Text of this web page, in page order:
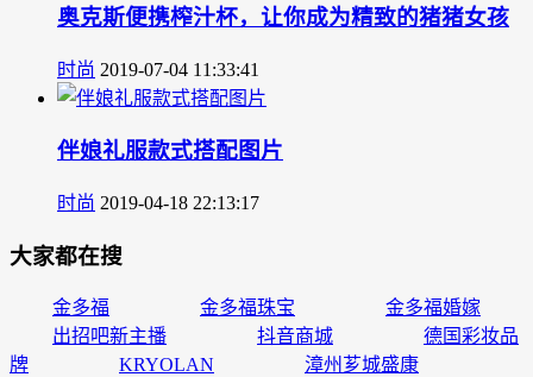
奥克斯便携榨汁杯，让你成为精致的猪猪女孩
时尚 2019-07-04 11:33:41
伴娘礼服款式搭配图片
时尚 2019-04-18 22:13:17
大家都在搜
金多福 金多福珠宝
金多福婚嫁
出招吧新主播
抖音商城
德国彩妆品
牌
KRYOLAN
漳州芗城盛康